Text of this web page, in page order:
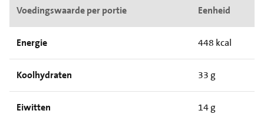
Voedingswaarde per portie Eenheid
Energie 448 kcal
Koolhydraten 33 g
Eiwitten 14 g